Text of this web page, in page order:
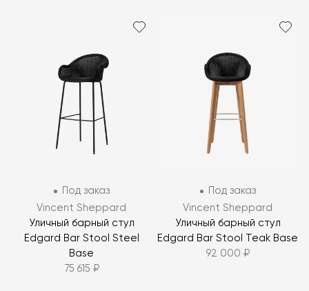
Под заказ
Vincent Sheppard
Уличный барный стул
Edgard Bar Stool Steel
Base
75 615 ₽
Под заказ
Vincent Sheppard
Уличный барный стул
Edgard Bar Stool Teak Base
92 000 ₽